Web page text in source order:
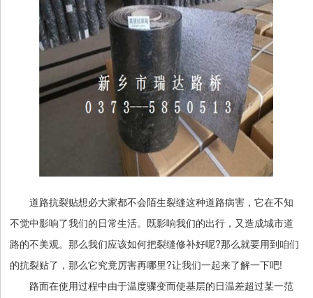
道路抗裂贴想必大家都不会陌生裂缝这种道路病害，它在不知
不觉中影响了我们的日常生活。既影响我们的出行，又造成城市道
路的不美观。那么我们应该如何把裂缝修补好呢?那么就要用到咱们
的抗裂贴了，那么它究竟厉害再哪里?让我们一起来了解一下吧!
路面在使用过程中由于温度骤变而使基层的日温差超过某一范